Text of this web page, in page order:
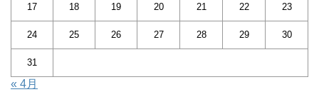
17 18 19 20 21 22 23
24 25 26 27 28 29 30
31
« 4月